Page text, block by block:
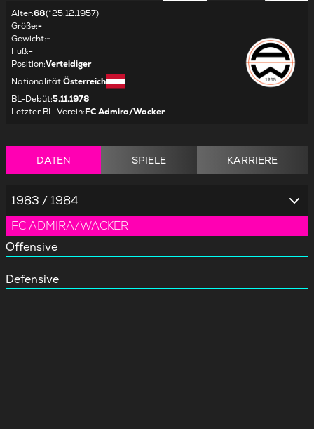
Alter:68(*25.12.1957)
Größe:-
Gewicht:-
Fuß:-
Position:Verteidiger
Nationalität:Österreich
BL-Debüt:5.11.1978
Letzter BL-Verein:FC Admira/Wacker
DATEN SPIELE KARRIERE
1983 / 1984
FC ADMIRA/WACKER
Offensive
Defensive